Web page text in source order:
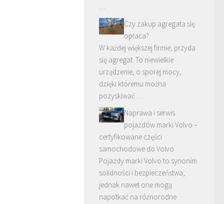
…
Czy zakup agregata się
opłaca?
W każdej większej firmie, przyda
się agregat. To niewielkie
urządzenie, o sporej mocy,
dzięki któremu można
pozyskiwać …
Naprawa i serwis
pojazdów marki Volvo –
certyfikowane części
samochodowe do Volvo
Pojazdy marki Volvo to synonim
solidności i bezpieczeństwa,
jednak nawet one mogą
napotkać na różnorodne